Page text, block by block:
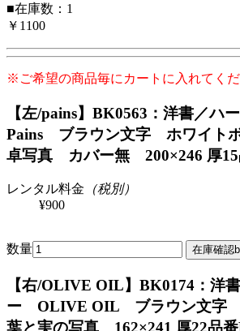
■在庫数：1
￥1100
※ご希望の商品毎にカートに入れてく
【左/pains】BK0563：洋書／ハ
Pains ブラウン文字 ホワイト
卓写真 カバー無 200×246 厚15
レンタル料金 （税別）
¥900
数量
【右/OLIVE OIL】BK0174：洋
ー OLIVE OIL ブラウン文字
葉と実の写真 162×241 厚22品